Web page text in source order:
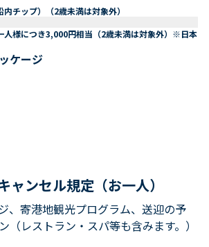
チップ）（2歳未満は対象外）
様につき3,000円相当（2歳未満は対象外）※日本
ケージ
ャンセル規定（お一人）
、寄港地観光プログラム、送迎の予
（レストラン・スパ等も含みます。）